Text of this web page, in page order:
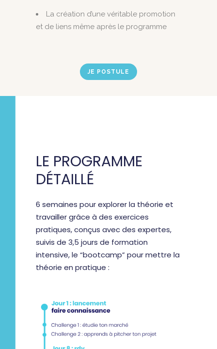
La création d’une véritable promotion
et de liens même après le programme
JE POSTULE
LE PROGRAMME
DÉTAILLÉ
6 semaines pour explorer la théorie et
travailler grâce à des exercices
pratiques, conçus avec des expertes,
suivis de 3,5 jours de formation
intensive, le “bootcamp” pour mettre la
théorie en pratique :